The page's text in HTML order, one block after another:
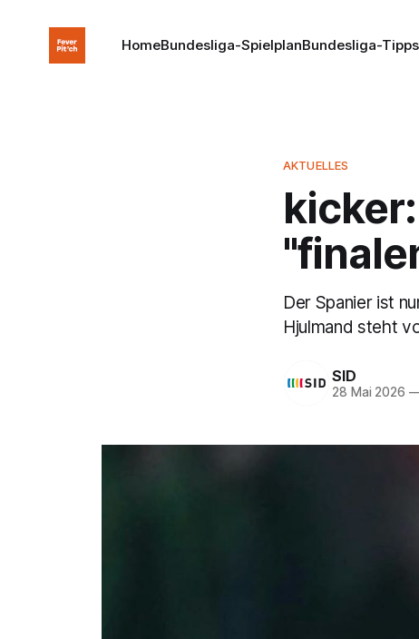
HomeBundesliga-SpielplanBundesliga-
AKTUELLES
Der Spanier ist
Hjulmand steht
SID
28 Mai 2026